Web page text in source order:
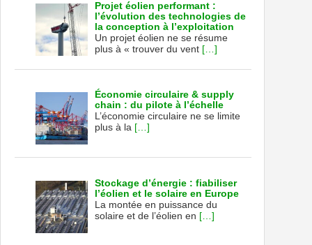
Projet éolien performant :
l’évolution des technologies de
la conception à l’exploitation
Un projet éolien ne se résume
plus à « trouver du vent […]
Économie circulaire & supply
chain : du pilote à l’échelle
L’économie circulaire ne se limite
plus à la […]
Stockage d’énergie : fiabiliser
l’éolien et le solaire en Europe
La montée en puissance du
solaire et de l’éolien en […]